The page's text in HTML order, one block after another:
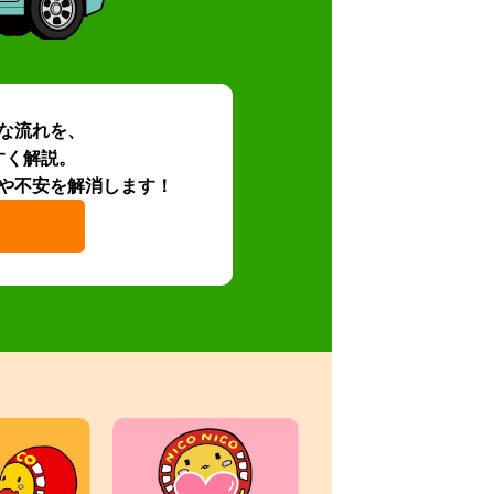
流れを、
解説。
不安を解消します！